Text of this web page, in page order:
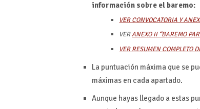
información sobre el baremo:
VER CONVOCATORIA Y
VERANEXO II “BAREMO
VER RESUMEN COMPLETO
La puntuación máxima que se
máximas en cada apartado.
Aunque hayas llegado a estas